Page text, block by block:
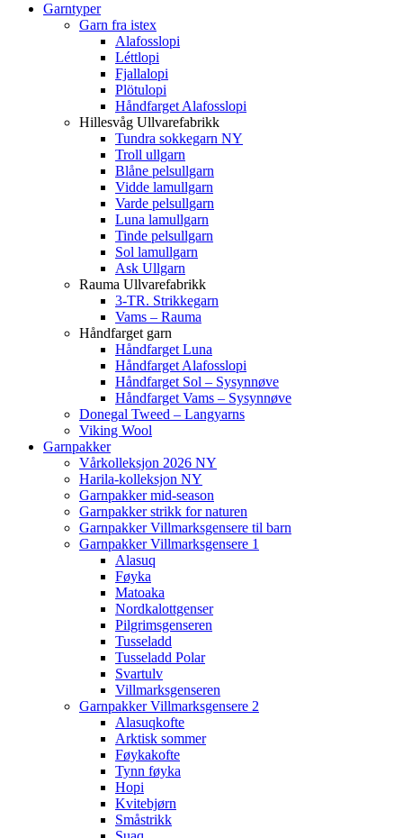
Garntyper
Garn fra istex
Alafosslopi
Léttlopi
Fjallalopi
Plötulopi
Håndfarget Alafosslopi
Hillesvåg Ullvarefabrikk
Tundra sokkegarn NY
Troll ullgarn
Blåne pelsullgarn
Vidde lamullgarn
Varde pelsullgarn
Luna lamullgarn
Tinde pelsullgarn
Sol lamullgarn
Ask Ullgarn
Rauma Ullvarefabrikk
3-TR. Strikkegarn
Vams – Rauma
Håndfarget garn
Håndfarget Luna
Håndfarget Alafosslopi
Håndfarget Sol – Sysynnøve
Håndfarget Vams – Sysynnøve
Donegal Tweed – Langyarns
Viking Wool
Garnpakker
Vårkolleksjon 2026 NY
Harila-kolleksjon NY
Garnpakker mid-season
Garnpakker strikk for naturen
Garnpakker Villmarksgensere til barn
Garnpakker Villmarksgensere 1
Alasuq
Føyka
Matoaka
Nordkalottgenser
Pilgrimsgenseren
Tusseladd
Tusseladd Polar
Svartulv
Villmarksgenseren
Garnpakker Villmarksgensere 2
Alasuqkofte
Arktisk sommer
Føykakofte
Tynn føyka
Hopi
Kvitebjørn
Småstrikk